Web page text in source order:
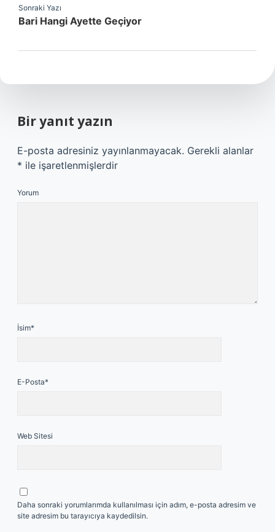
Sonraki Yazı
Bari Hangi Ayette Geçiyor
Bir yanıt yazın
E-posta adresiniz yayınlanmayacak. Gerekli alanlar
* ile işaretlenmişlerdir
Yorum
İsim*
E-Posta*
Web Sitesi
Daha sonraki yorumlarımda kullanılması için adım, e-posta adresim ve
site adresim bu tarayıcıya kaydedilsin.